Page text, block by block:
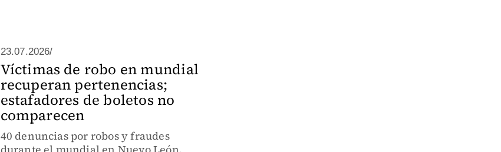
23.07.2026/
Víctimas de robo en mundial
recuperan pertenencias;
estafadores de boletos no
comparecen
40 denuncias por robos y fraudes